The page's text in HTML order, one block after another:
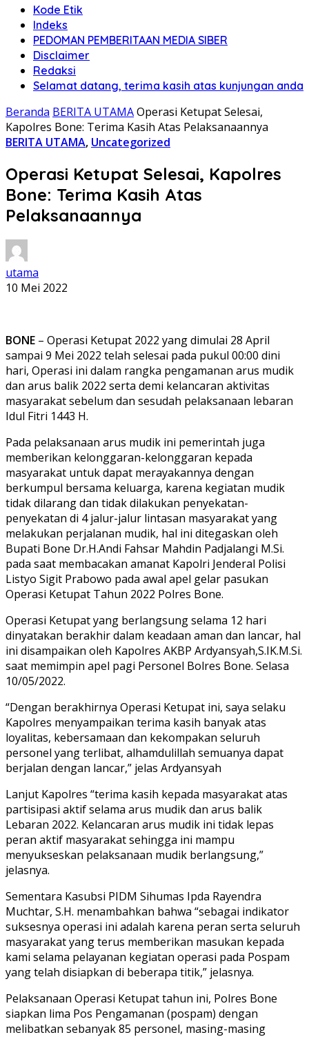
Kode Etik
Indeks
PEDOMAN PEMBERITAAN MEDIA SIBER
Disclaimer
Redaksi
Selamat datang, terima kasih atas kunjungan anda
Beranda BERITA UTAMAOperasi Ketupat Selesai,
Kapolres Bone: Terima Kasih Atas Pelaksanaannya
BERITA UTAMA, Uncategorized
Operasi Ketupat Selesai, Kapolres
Bone: Terima Kasih Atas
Pelaksanaannya
utama
10 Mei 2022
BONE – Operasi Ketupat 2022 yang dimulai 28 April
sampai 9 Mei 2022 telah selesai pada pukul 00:00 dini
hari, Operasi ini dalam rangka pengamanan arus mudik
dan arus balik 2022 serta demi kelancaran aktivitas
masyarakat sebelum dan sesudah pelaksanaan lebaran
Idul Fitri 1443 H.
Pada pelaksanaan arus mudik ini pemerintah juga
memberikan kelonggaran-kelonggaran kepada
masyarakat untuk dapat merayakannya dengan
berkumpul bersama keluarga, karena kegiatan mudik
tidak dilarang dan tidak dilakukan penyekatan-
penyekatan di 4 jalur-jalur lintasan masyarakat yang
melakukan perjalanan mudik, hal ini ditegaskan oleh
Bupati Bone Dr.H.Andi Fahsar Mahdin Padjalangi M.Si.
pada saat membacakan amanat Kapolri Jenderal Polisi
Listyo Sigit Prabowo pada awal apel gelar pasukan
Operasi Ketupat Tahun 2022 Polres Bone.
Operasi Ketupat yang berlangsung selama 12 hari
dinyatakan berakhir dalam keadaan aman dan lancar, hal
ini disampaikan oleh Kapolres AKBP Ardyansyah,S.IK.M.Si.
saat memimpin apel pagi Personel Bolres Bone. Selasa
10/05/2022.
“Dengan berakhirnya Operasi Ketupat ini, saya selaku
Kapolres menyampaikan terima kasih banyak atas
loyalitas, kebersamaan dan kekompakan seluruh
personel yang terlibat, alhamdulillah semuanya dapat
berjalan dengan lancar,” jelas Ardyansyah
Lanjut Kapolres “terima kasih kepada masyarakat atas
partisipasi aktif selama arus mudik dan arus balik
Lebaran 2022. Kelancaran arus mudik ini tidak lepas
peran aktif masyarakat sehingga ini mampu
menyukseskan pelaksanaan mudik berlangsung,”
jelasnya.
Sementara Kasubsi PIDM Sihumas Ipda Rayendra
Muchtar, S.H. menambahkan bahwa “sebagai indikator
suksesnya operasi ini adalah karena peran serta seluruh
masyarakat yang terus memberikan masukan kepada
kami selama pelayanan kegiatan operasi pada Pospam
yang telah disiapkan di beberapa titik,” jelasnya.
Pelaksanaan Operasi Ketupat tahun ini, Polres Bone
siapkan lima Pos Pengamanan (pospam) dengan
melibatkan sebanyak 85 personel, masing-masing